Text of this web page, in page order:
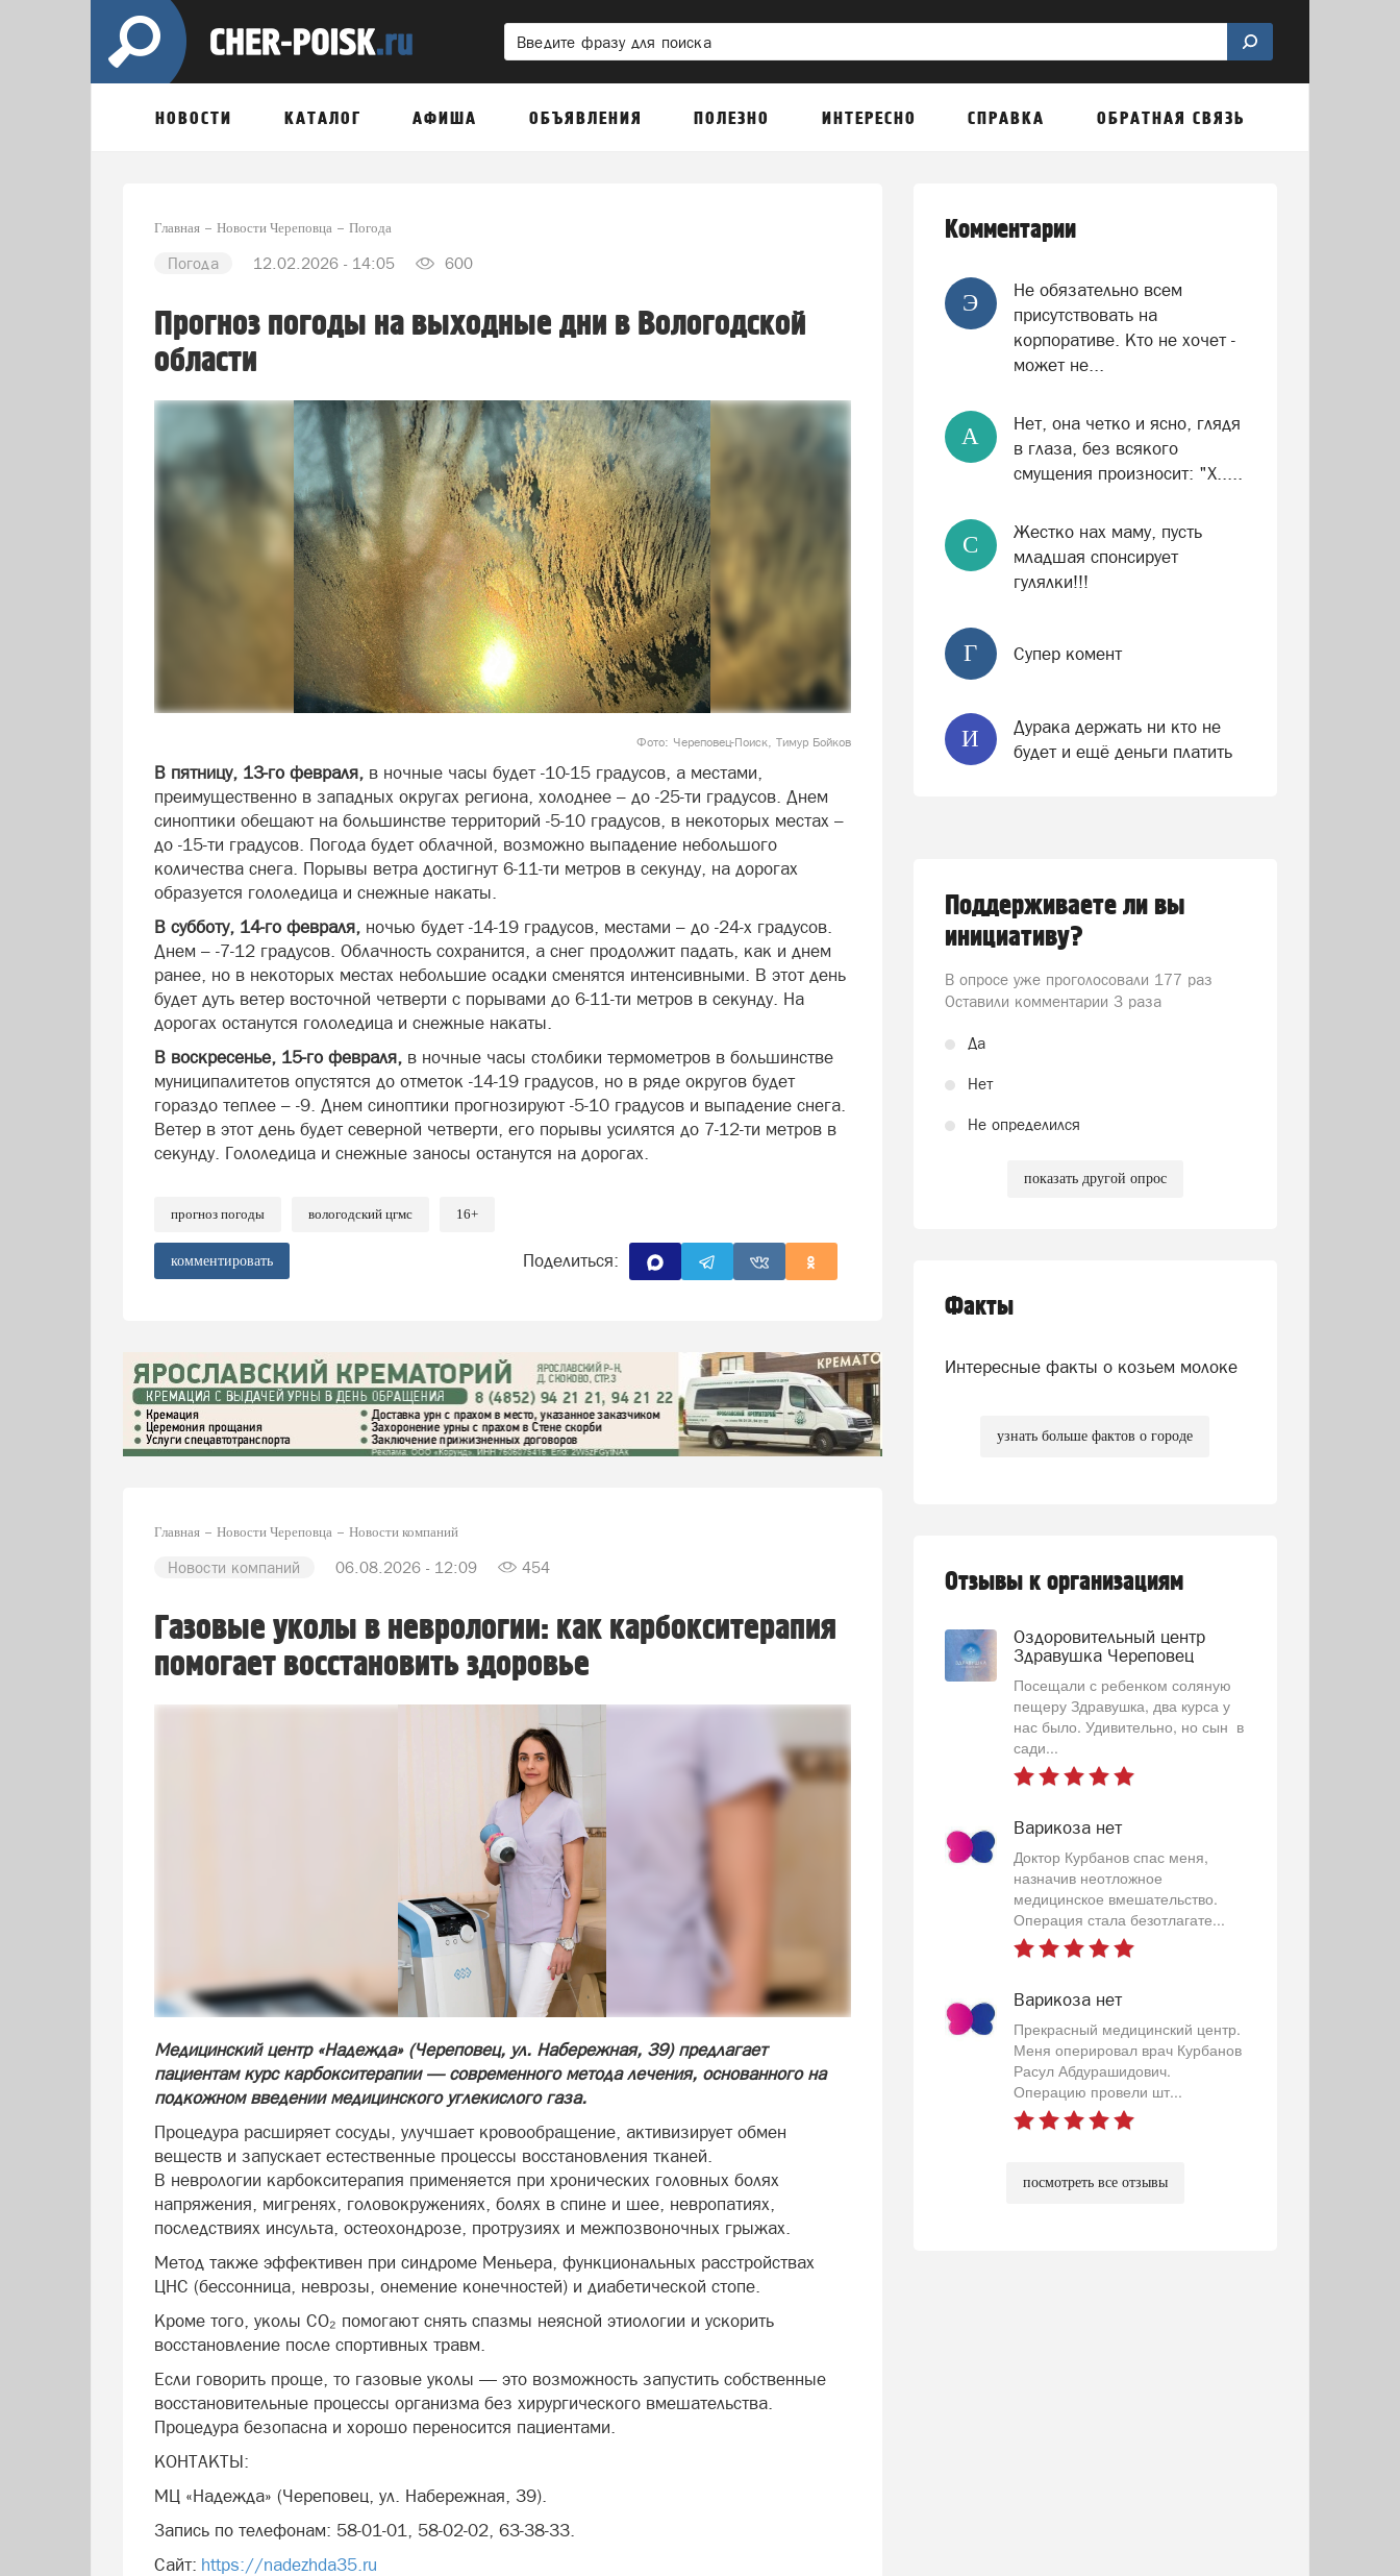
НОВОСТИ КАТАЛОГ АФИША ОБЪЯВЛЕНИЯ ПОЛЕЗНО ИНТЕРЕСНО СПРАВКА ОБРАТНАЯ СВЯЗЬ
Главная Новости Череповца Погода
Погода 12.02.2026 - 14:05 600
Прогноз погоды на выходные дни в Вологодской
области
Фото: Череповец-Поиск, Тимур Бойков
В пятницу, 13-го февраля, в ночные часы будет -10-15 градусов, а местами,
преимущественно в западных округах региона, холоднее – до -25-ти градусов. Днем
синоптики обещают на большинстве территорий -5-10 градусов, в некоторых местах –
до -15-ти градусов. Погода будет облачной, возможно выпадение небольшого
количества снега. Порывы ветра достигнут 6-11-ти метров в секунду, на дорогах
образуется гололедица и снежные накаты.
В субботу, 14-го февраля, ночью будет -14-19 градусов, местами – до -24-х градусов.
Днем – -7-12 градусов. Облачность сохранится, а снег продолжит падать, как и днем
ранее, но в некоторых местах небольшие осадки сменятся интенсивными. В этот день
будет дуть ветер восточной четверти с порывами до 6-11-ти метров в секунду. На
дорогах останутся гололедица и снежные накаты.
В воскресенье, 15-го февраля, в ночные часы столбики термометров в большинстве
муниципалитетов опустятся до отметок -14-19 градусов, но в ряде округов будет
гораздо теплее – -9. Днем синоптики прогнозируют -5-10 градусов и выпадение снега.
Ветер в этот день будет северной четверти, его порывы усилятся до 7-12-ти метров в
секунду. Гололедица и снежные заносы останутся на дорогах.
прогноз погоды вологодский цгмс 16+
комментировать Поделиться:
Главная Новости Череповца Новости компаний
Новости компаний 06.08.2026 - 12:09 454
Газовые уколы в неврологии: как карбокситерапия
помогает восстановить здоровье
Медицинский центр «Надежда» (Череповец, ул. Набережная, 39) предлагает
пациентам курс карбокситерапии — современного метода лечения, основанного на
подкожном введении медицинского углекислого газа.
Процедура расширяет сосуды, улучшает кровообращение, активизирует обмен
веществ и запускает естественные процессы восстановления тканей.
В неврологии карбокситерапия применяется при хронических головных болях
напряжения, мигренях, головокружениях, болях в спине и шее, невропатиях,
последствиях инсульта, остеохондрозе, протрузиях и межпозвоночных грыжах.
Метод также эффективен при синдроме Меньера, функциональных расстройствах
ЦНС (бессонница, неврозы, онемение конечностей) и диабетической стопе.
Кроме того, уколы CO₂ помогают снять спазмы неясной этиологии и ускорить
восстановление после спортивных травм.
Если говорить проще, то газовые уколы — это возможность запустить собственные
восстановительные процессы организма без хирургического вмешательства.
Процедура безопасна и хорошо переносится пациентами.
КОНТАКТЫ:
МЦ «Надежда» (Череповец, ул. Набережная, 39).
Запись по телефонам: 58-01-01, 58-02-02, 63-38-33.
Сайт: https://nadezhda35.ru
Комментарии
Э
Не обязательно всем
присутствовать на
корпоративе. Кто не хочет -
может не...
А
Нет, она четко и ясно, глядя
в глаза, без всякого
смущения произносит: "Х.....
С
Жестко нах маму, пусть
младшая спонсирует
гулялки!!!
Г Супер комент
И
Дурака держать ни кто не
будет и ещё деньги платить
Поддерживаете ли вы
инициативу?
В опросе уже проголосовали 177 раз
Оставили комментарии 3 раза
Да
Нет
Не определился
показать другой опрос
Факты
Интересные факты о козьем молоке
узнать больше фактов о городе
Отзывы к организациям
Оздоровительный центр
Здравушка Череповец
Посещали с ребенком соляную
пещеру Здравушка, два курса у
нас было. Удивительно, но сын в
сади...
Варикоза нет
Доктор Курбанов спас меня,
назначив неотложное
медицинское вмешательство.
Операция стала безотлагате...
Варикоза нет
Прекрасный медицинский центр.
Меня оперировал врач Курбанов
Расул Абдурашидович.
Операцию провели шт...
посмотреть все отзывы